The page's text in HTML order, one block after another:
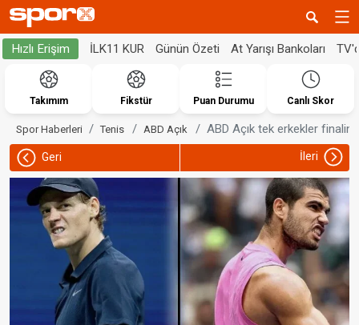
Hızlı Erişim İLK11 KUR Günün Özeti At Yarışı Bankoları
Takımım Fikstür Puan Durumu Canlı Skor
Spor Haberleri Tenis ABD Açık ABD Açık tek erkekler
Geri İleri